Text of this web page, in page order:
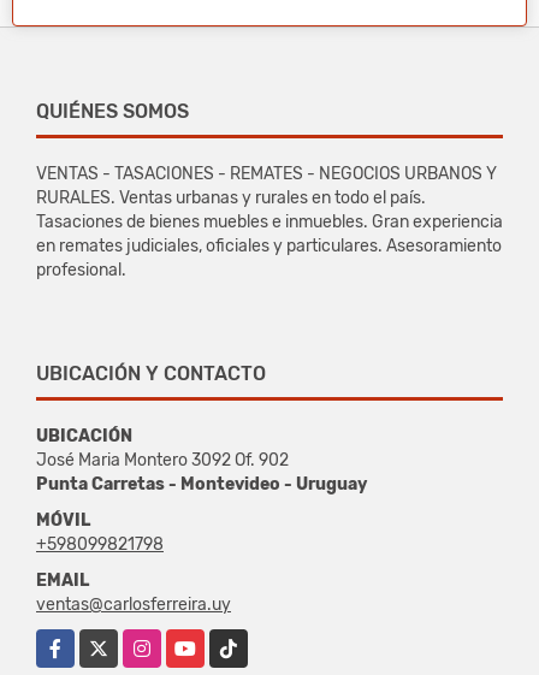
QUIÉNES SOMOS
VENTAS - TASACIONES - REMATES - NEGOCIOS URBANOS Y
RURALES. Ventas urbanas y rurales en todo el país.
Tasaciones de bienes muebles e inmuebles. Gran experiencia
en remates judiciales, oficiales y particulares. Asesoramiento
profesional.
UBICACIÓN Y CONTACTO
UBICACIÓN
José Maria Montero 3092 Of. 902
Punta Carretas - Montevideo - Uruguay
MÓVIL
+598099821798
EMAIL
ventas@carlosferreira.uy
Facebook
InstagramYouTubeTikTok